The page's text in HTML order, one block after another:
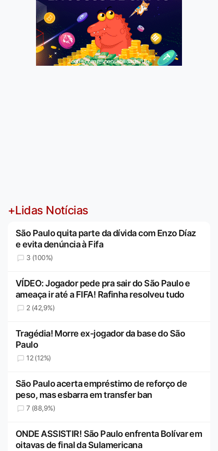
Jogue com responsabilidade. 18+
+Lidas Notícias
São Paulo quita parte da dívida com Enzo Díaz
e evita denúncia à Fifa
3 (100%)
VÍDEO: Jogador pede pra sair do São Paulo e
ameaça ir até a FIFA! Rafinha resolveu tudo
2 (42,9%)
Tragédia! Morre ex-jogador da base do São
Paulo
12 (12%)
São Paulo acerta empréstimo de reforço de
peso, mas esbarra em transfer ban
7 (88,9%)
ONDE ASSISTIR! São Paulo enfrenta Bolívar em
oitavas de final da Sulamericana